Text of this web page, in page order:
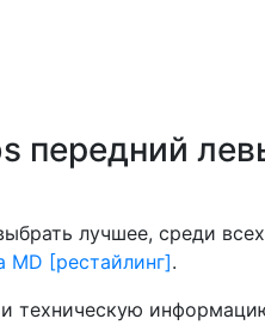
передний
лучшее, среди
MD [рестайлинг].
техническую